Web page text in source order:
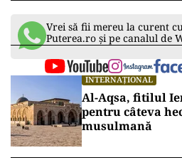
Vrei să fii mereu la curent
Puterea.ro și pe canalul de
INTERNAȚIONAL
Al-Aqsa, fitilul
pentru câteva
musulmană